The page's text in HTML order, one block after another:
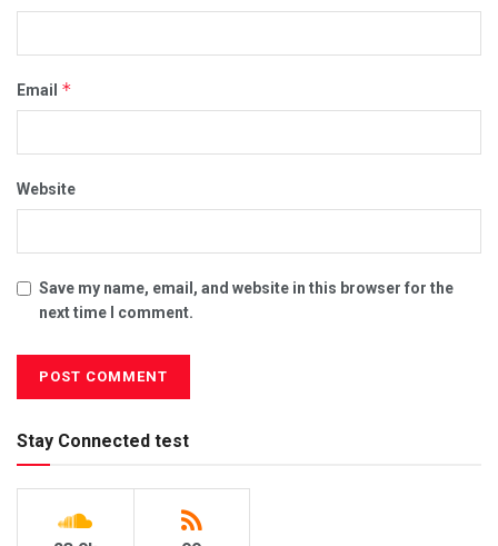
Email *
Website
Save my name, email, and website in this browser for the
next time I comment.
Stay Connected test